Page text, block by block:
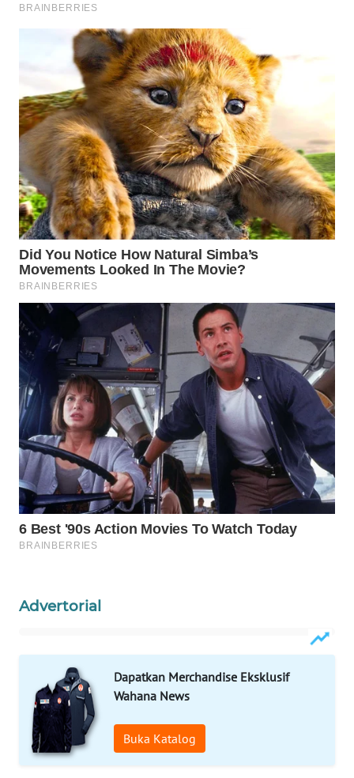
Advertorial
Dapatkan Merchandise Eksklusif
Wahana News
Buka Katalog
CO ID
WAHANANEWS
NET
WAHANA
SPORT
WAHANA
UMKM
WAHANA
SELEB
WAHANA
PERSONA
WAHANA
OTOMOTIF
WAHANA
HEALTH
WAHANA
DESA
WISATA
LAPAK
WAHANA
Network
LISTRIK
MASYARAKAT
KELISTRIKAN
WALINKI